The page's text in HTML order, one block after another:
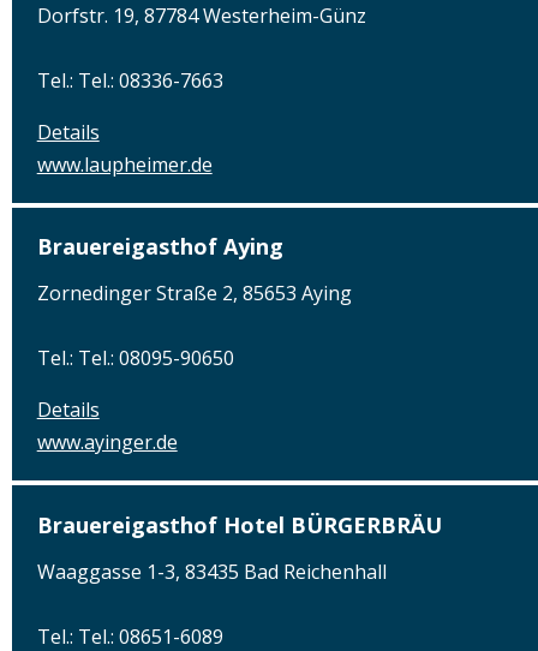
Dorfstr. 19, 87784 Westerheim-Günz
Tel.: Tel.: 08336-7663
Details
www.laupheimer.de
Brauereigasthof Aying
Zornedinger Straße 2, 85653 Aying
Tel.: Tel.: 08095-90650
Details
www.ayinger.de
Brauereigasthof Hotel BÜRGERBRÄU
Waaggasse 1-3, 83435 Bad Reichenhall
Tel.: Tel.: 08651-6089